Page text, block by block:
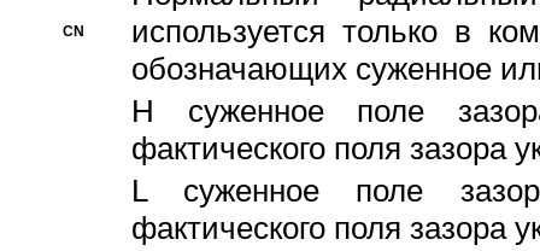
CN
используется только в
обозначающих суженное
H суженное поле
фактического поля зазора
L суженное поле
фактического поля зазора